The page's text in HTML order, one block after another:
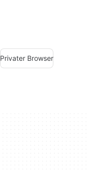
Privater Browser